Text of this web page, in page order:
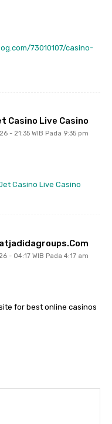
73010107/casino-
Casino Live Casino
- 21:35 WIB Pada 9:35 pm
Casino Live Casino
- 04:17 WIB Pada 4:17 am
for best online casinos